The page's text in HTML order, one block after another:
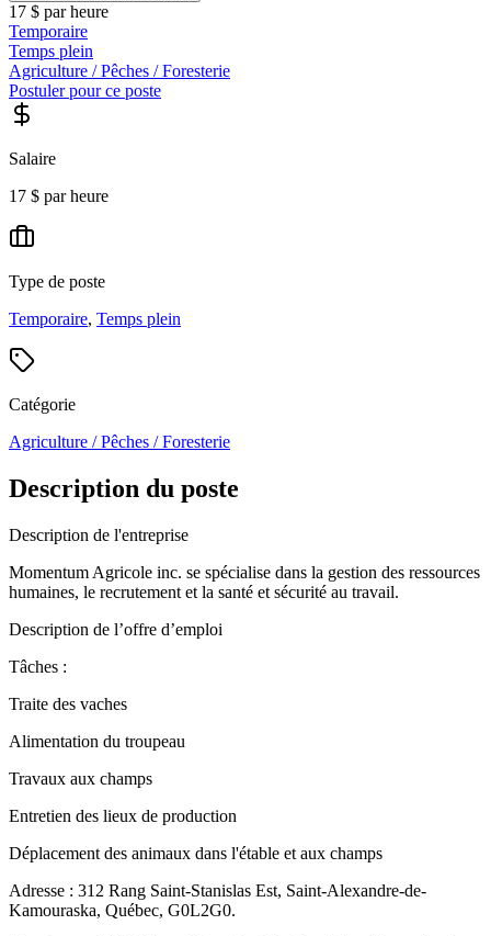
17 $ par heure
Temporaire
Temps plein
Agriculture / Pêches / Foresterie
Postuler pour ce poste
Salaire
17 $ par heure
Type de poste
Temporaire, Temps plein
Catégorie
Agriculture / Pêches / Foresterie
Description du poste
Description de l'entreprise
Momentum Agricole inc. se spécialise dans la gestion des ressources
humaines, le recrutement et la santé et sécurité au travail.
Description de l’offre d’emploi
Tâches :
Traite des vaches
Alimentation du troupeau
Travaux aux champs
Entretien des lieux de production
Déplacement des animaux dans l'étable et aux champs
Adresse : 312 Rang Saint-Stanislas Est, Saint-Alexandre-de-
Kamouraska, Québec, G0L2G0.